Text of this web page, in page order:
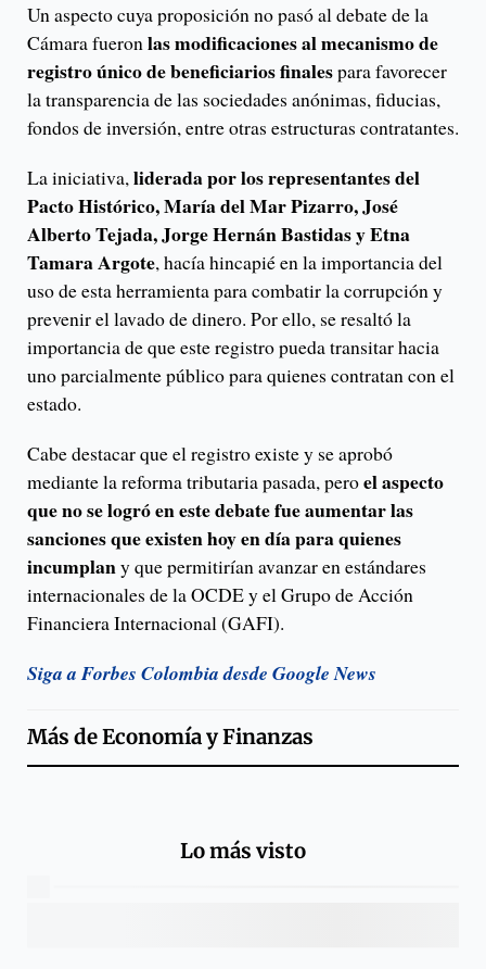
Un aspecto cuya proposición no pasó al debate de la
Cámara fueronlas modificaciones al mecanismo de
registro único de beneficiarios finalespara favorecer
la transparencia de las sociedades anónimas, fiducias,
fondos de inversión, entre otras estructuras contratantes.
La iniciativa,liderada por los representantes del
Pacto Histórico, María del Mar Pizarro, José
Alberto Tejada, Jorge Hernán Bastidas y Etna
Tamara Argote, hacía hincapié en la importancia del
uso de esta herramienta para combatir la corrupción y
prevenir el lavado de dinero. Por ello, se resaltó la
importancia de que este registro pueda transitar hacia
uno parcialmente público para quienes contratan con el
estado.
Cabe destacar que el registro existe y se aprobó
mediante la reforma tributaria pasada, peroel aspecto
que no se logró en este debate fue aumentar las
sanciones que existen hoy en día para quienes
incumplany que permitirían avanzar en estándares
internacionales de la OCDE y el Grupo de Acción
Financiera Internacional (GAFI).
Siga a Forbes Colombia desde Google News
Más deEconomía y Finanzas
Lo más visto